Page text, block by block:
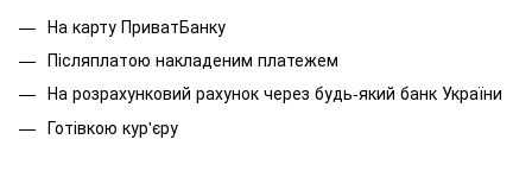
На карту ПриватБанку
Післяплатою накладеним платежем
На розрахунковий рахунок через будь-який банк України
Готівкою кур'єру